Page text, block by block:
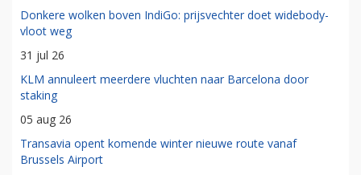
Donkere wolken boven IndiGo: prijsvechter doet widebody-
vloot weg
31 jul 26
KLM annuleert meerdere vluchten naar Barcelona door
staking
05 aug 26
Transavia opent komende winter nieuwe route vanaf
Brussels Airport